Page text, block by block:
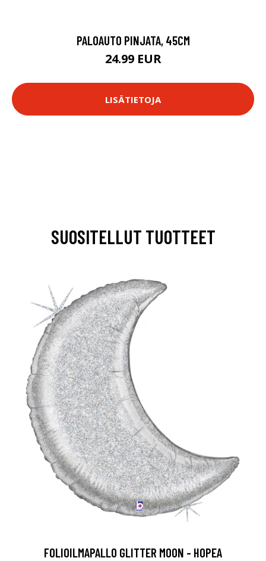
PALOAUTO PINJATA, 45CM
24.99 EUR
LISÄTIETOJA
SUOSITELLUT TUOTTEET
FOLIOILMAPALLO GLITTER MOON - HOPEA